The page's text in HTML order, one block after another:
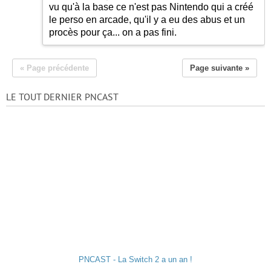
vu qu'à la base ce n'est pas Nintendo qui a créé
le perso en arcade, qu'il y a eu des abus et un
procès pour ça... on a pas fini.
« Page précédente Page suivante »
LE TOUT DERNIER PNCAST
PNCAST - La Switch 2 a un an !